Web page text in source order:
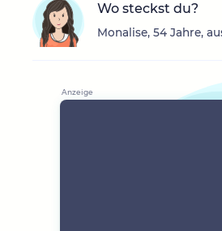
Wo steckst du?
Monalise, 54 Jahre,